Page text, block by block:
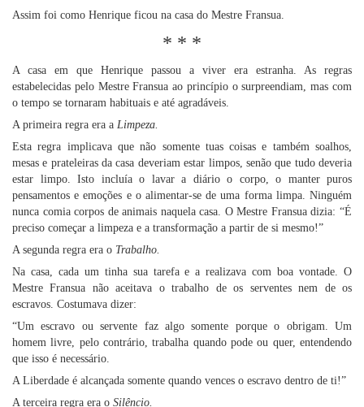
Assim foi como Henrique ficou na casa do Mestre Fransua.
* * *
A casa em que Henrique passou a viver era estranha. As regras
estabelecidas pelo Mestre Fransua ao princípio o surpreendiam, mas com
o tempo se tornaram habituais e até agradáveis.
A primeira regra era a Limpeza.
Esta regra implicava que não somente tuas coisas e também soalhos,
mesas e prateleiras da casa deveriam estar limpos, senão que tudo deveria
estar limpo. Isto incluía o lavar a diário o corpo, o manter puros
pensamentos e emoções e o alimentar-se de uma forma limpa. Ninguém
nunca comia corpos de animais naquela casa. O Mestre Fransua dizia: “É
preciso começar a limpeza e a transformação a partir de si mesmo!”
A segunda regra era o Trabalho.
Na casa, cada um tinha sua tarefa e a realizava com boa vontade. O
Mestre Fransua não aceitava o trabalho de os serventes nem de os
escravos. Costumava dizer:
“Um escravo ou servente faz algo somente porque o obrigam. Um
homem livre, pelo contrário, trabalha quando pode ou quer, entendendo
que isso é necessário.
A Liberdade é alcançada somente quando vences o escravo dentro de ti!”
A terceira regra era o Silêncio.